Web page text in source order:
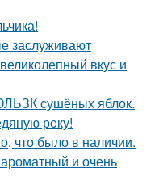
заслуживают
вкус и
сушёных яблок.
рeку!
что было в наличии.
и очень